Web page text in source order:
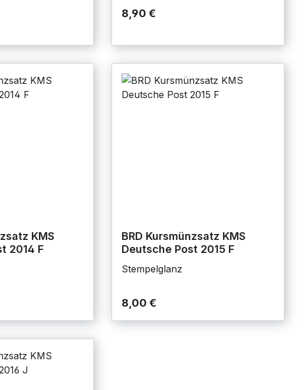
8,90 €
KMS
2014 F
BRD Kursmünzsatz KMS
Deutsche Post 2015 F
Stempelglanz
8,00 €